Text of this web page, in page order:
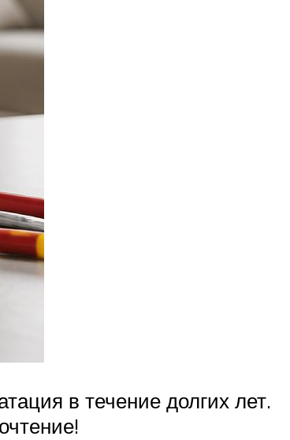
в течение долгих лет.